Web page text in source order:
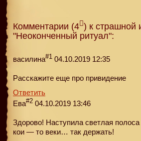
Комментарии (4 ) к страшной
"Неоконченный ритуал":
василина#1 04.10.2019 12:35
Расскажите еще про привидение
Ответить
Ева#2 04.10.2019 13:46
Здорово! Наступила светлая
кои — то веки… так держать!